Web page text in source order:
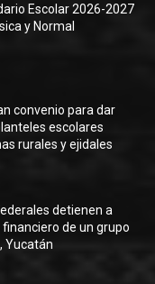
Escolar 2026-2027
y Normal
convenio para dar
escolares
rurales y ejidales
detienen a
de un grupo
Yucatán